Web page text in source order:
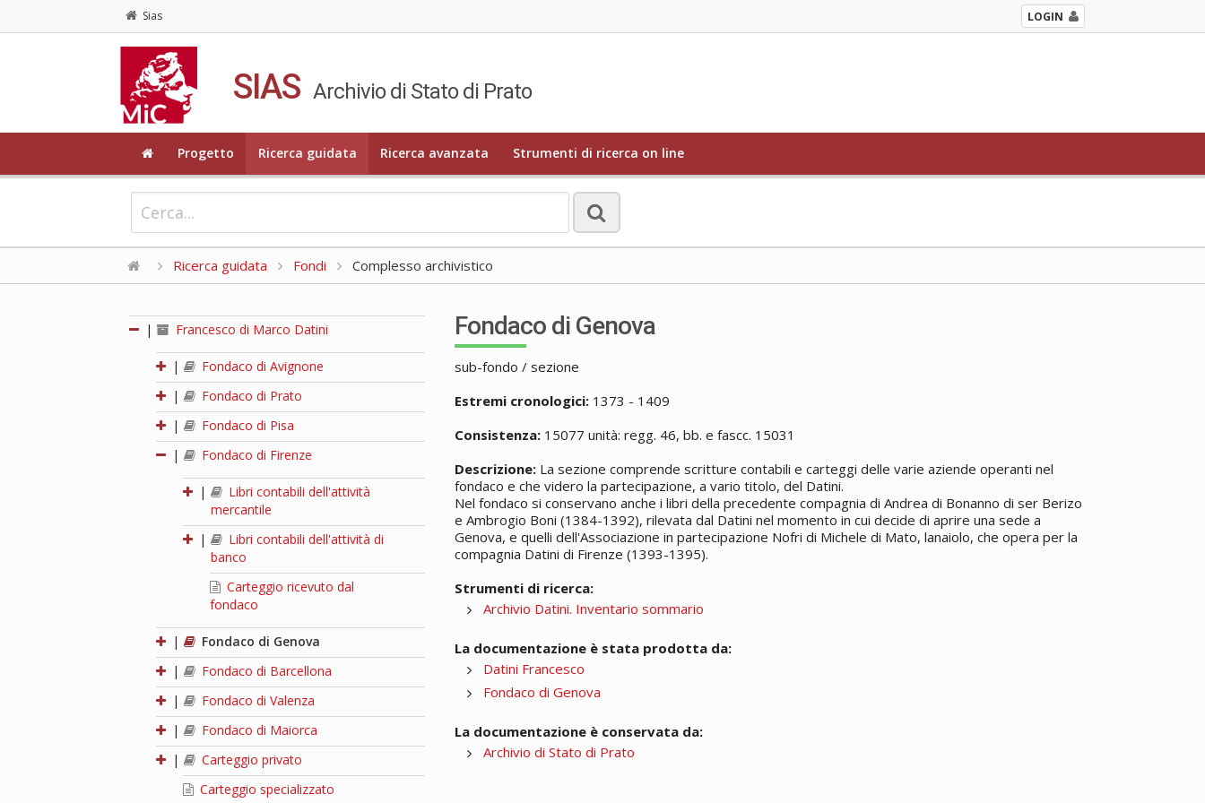
Sias LOGIN
SIAS Archivio di Stato di Prato
Progetto Ricerca guidata Ricerca avanzata Strumenti di ricerca on line
Ricerca guidata Fondi Complesso archivistico
| Francesco di Marco Datini
|
Fondaco di Avignone
|
Fondaco di Prato
|
Fondaco di Pisa
|
Fondaco di Firenze
|
Libri contabili dell'attività
mercantile
|
Libri contabili dell'attività di
banco
Carteggio ricevuto dal
fondaco
|
Fondaco di Genova
|
Fondaco di Barcellona
|
Fondaco di Valenza
|
Fondaco di Maiorca
|
Carteggio privato
Carteggio specializzato
Fondaco di Genova
sub-fondo / sezione
Estremi cronologici: 1373 - 1409
Consistenza: 15077 unità: regg. 46, bb. e fascc. 15031
Descrizione: La sezione comprende scritture contabili e carteggi delle varie aziende operanti nel
fondaco e che videro la partecipazione, a vario titolo, del Datini.
Nel fondaco si conservano anche i libri della precedente compagnia di Andrea di Bonanno di ser Berizo
e Ambrogio Boni (1384-1392), rilevata dal Datini nel momento in cui decide di aprire una sede a
Genova, e quelli dell'Associazione in partecipazione Nofri di Michele di Mato, lanaiolo, che opera per la
compagnia Datini di Firenze (1393-1395).
Strumenti di ricerca:
Archivio Datini. Inventario sommario
La documentazione è stata prodotta da:
Datini Francesco
Fondaco di Genova
La documentazione è conservata da:
Archivio di Stato di Prato